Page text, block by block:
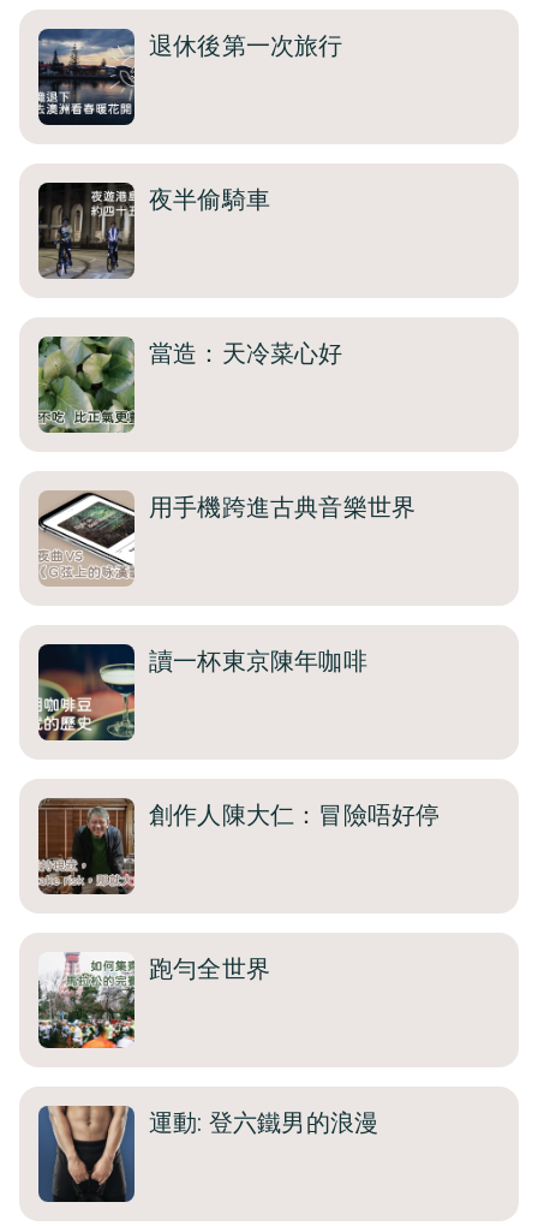
退休後第一次旅行
夜半偷騎車
當造：天冷菜心好
用手機跨進古典音樂世界
讀一杯東京陳年咖啡
創作人陳大仁：冒險唔好停
跑勻全世界
運動: 登六鐵男的浪漫